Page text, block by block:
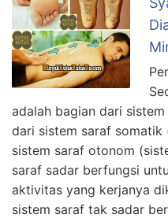
adalah bagian dari
dari sistem saraf somatik
sistem saraf otonom
saraf sadar berfungsi
aktivitas yang kerjanya
sistem saraf tak sadar